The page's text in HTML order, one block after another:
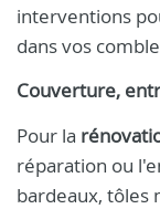
interventions
dans vos
Couverture,
Pour la
réparation ou
bardeaux, tôles